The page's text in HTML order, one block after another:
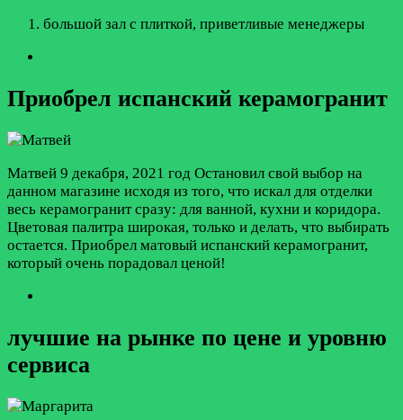
большой зал с плиткой, приветливые менеджеры
Приобрел испанский керамогранит
Матвей 9 декабря, 2021 год Остановил свой выбор на
данном магазине исходя из того, что искал для отделки
весь керамогранит сразу: для ванной, кухни и коридора.
Цветовая палитра широкая, только и делать, что выбирать
остается. Приобрел матовый испанский керамогранит,
который очень порадовал ценой!
лучшие на рынке по цене и уровню
сервиса